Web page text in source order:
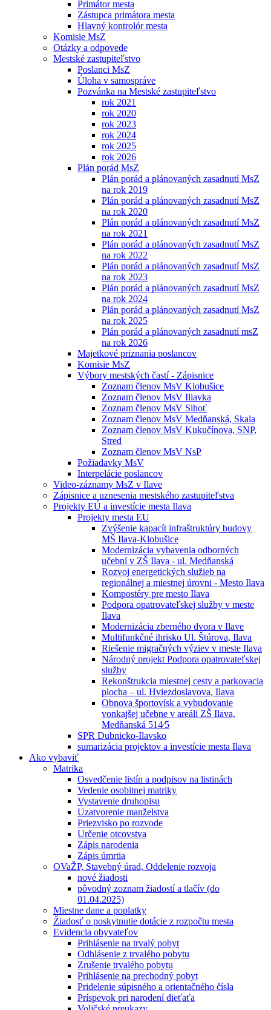
Primátor mesta
Zástupca primátora mesta
Hlavný kontrolór mesta
Komisie MsZ
Otázky a odpovede
Mestské zastupiteľstvo
Poslanci MsZ
Úloha v samospráve
Pozvánka na Mestské zastupiteľstvo
rok 2021
rok 2020
rok 2023
rok 2024
rok 2025
rok 2026
Plán porád MsZ
Plán porád a plánovaných zasadnutí MsZ
na rok 2019
Plán porád a plánovaných zasadnutí MsZ
na rok 2020
Plán porád a plánovaných zasadnutí MsZ
na rok 2021
Plán porád a plánovaných zasadnutí MsZ
na rok 2022
Plán porád a plánovaných zasadnutí MsZ
na rok 2023
Plán porád a plánovaných zasadnutí MsZ
na rok 2024
Plán porád a plánovaných zasadnutí MsZ
na rok 2025
Plán porád a plánovaných zasadnutí msZ
na rok 2026
Majetkové priznania poslancov
Komisie MsZ
Výbory mestských častí - Zápisnice
Zoznam členov MsV Klobušice
Zoznam členov MsV Iliavka
Zoznam členov MsV Sihoť
Zoznam členov MsV Medňanská, Skala
Zoznam členov MsV Kukučínova, SNP,
Stred
Zoznam členov MsV NsP
Požiadavky MsV
Interpelácie poslancov
Video-záznamy MsZ v Ilave
Zápisnice a uznesenia mestského zastupiteľstva
Projekty EÚ a investície mesta Ilava
Projekty mesta EU
Zvýšenie kapacít infraštruktúry budovy
MŠ Ilava-Klobušice
Modernizácia vybavenia odborných
učební v ZŠ Ilava - ul. Medňanská
Rozvoj energetických služieb na
regionálnej a miestnej úrovni - Mesto Ilava
Kompostéry pre mesto Ilava
Podpora opatrovateľskej služby v meste
Ilava
Modernizácia zberného dvora v Ilave
Multifunkčné ihrisko Ul. Štúrova, Ilava
Riešenie migračných výziev v meste Ilava
Národný projekt Podpora opatrovateľskej
služby
Rekonštrukcia miestnej cesty a parkovacia
plocha – ul. Hviezdoslavova, Ilava
Obnova športovísk a vybudovanie
vonkajšej učebne v areáli ZŠ Ilava,
Medňanská 514⁄5
SPR Dubnicko-Ilavsko
sumarizácia projektov a investície mesta Ilava
Ako vybaviť
Matrika
Osvedčenie listín a podpisov na listinách
Vedenie osobitnej matriky
Vystavenie druhopisu
Uzatvorenie manželstva
Priezvisko po rozvode
Určenie otcovstva
Zápis narodenia
Zápis úmrtia
OVaŽP, Stavebný úrad, Oddelenie rozvoja
nové žiadosti
pôvodný zoznam žiadostí a tlačív (do
01.04.2025)
Miestne dane a poplatky
Žiadosť o poskytnutie dotácie z rozpočtu mesta
Evidencia obyvateľov
Prihlásenie na trvalý pobyt
Odhlásenie z trvalého pobytu
Zrušenie trvalého pobytu
Prihlásenie na prechodný pobyt
Pridelenie súpisného a orientačného čísla
Príspevok pri narodení dieťaťa